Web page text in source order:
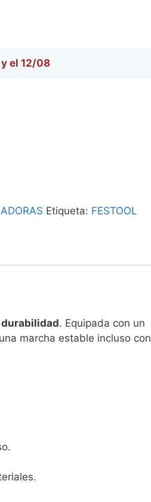
el 12/08
Etiqueta: FESTOOL
. Equipada con un
marcha estable incluso con